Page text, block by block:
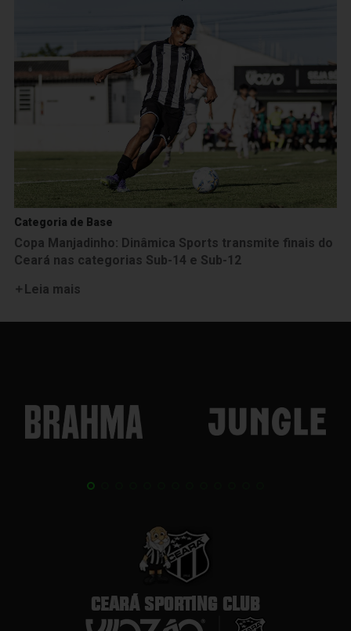
Categoria de Base
Copa Manjadinho: Dinâmica Sports transmite finais do
Ceará nas categorias Sub-14 e Sub-12
Leia mais
CEARÁ SPORTING CLUB